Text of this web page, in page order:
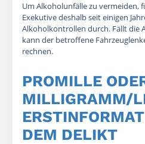
Um Alkoholunfälle zu vermeiden,
Exekutive deshalb seit einigen
Alkoholkontrollen durch. Fällt die
kann der betroffene
rechnen.
PROMILLE
MILLIGRAMM/
DEM DELIKT